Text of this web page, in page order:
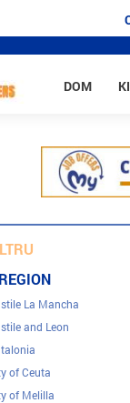
DOM
La Mancha
and Leon
of Ceuta
of Melilla